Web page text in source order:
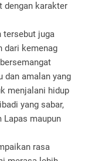
dengan karakter
tersebut juga
dari kemenag
dan amalan yang
menjalani hidup
yang sabar,
Lapas maupun
rasa